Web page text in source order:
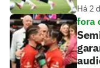
Há 2
fora